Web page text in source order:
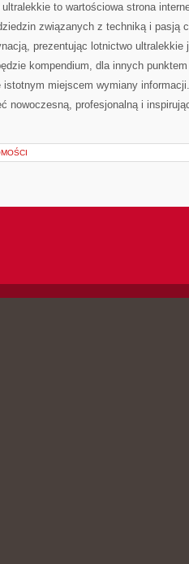
to wartościowa strona
związanych z techniką i pasją
prezentując lotnictwo ultralekkie
kompendium, dla innych
miejscem wymiany
nowoczesną, profesjonalną i